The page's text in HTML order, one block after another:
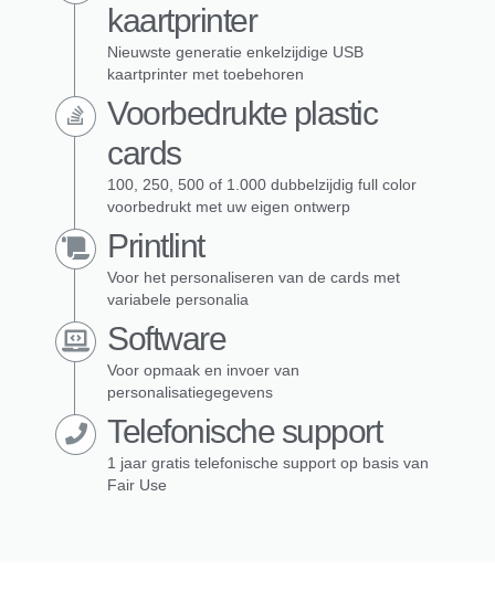
kaartprinter
Nieuwste generatie enkelzijdige USB
kaartprinter met toebehoren
Voorbedrukte plastic
cards
100, 250, 500 of 1.000 dubbelzijdig full color
voorbedrukt met uw eigen ontwerp
Printlint
Voor het personaliseren van de cards met
variabele personalia
Software
Voor opmaak en invoer van
personalisatiegegevens
Telefonische support
1 jaar gratis telefonische support op basis van
Fair Use